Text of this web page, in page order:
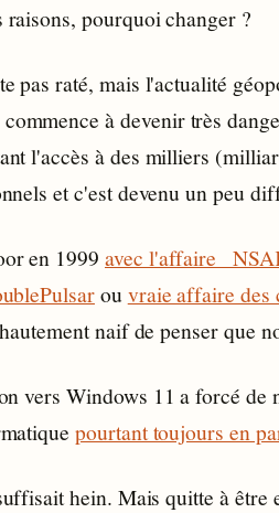
pourquoi changer ?
pas raté, mais l'actualité
à devenir très
l'accès à des milliers
et c'est devenu un peu
en 1999avec l'affaire
ou vraie affaire
naif de penser que
vers Windows 11 a forcé de
pourtant toujours en
hein. Mais quitte à être